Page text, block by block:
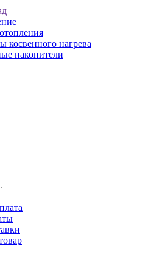
косвенного нагрева
накопители